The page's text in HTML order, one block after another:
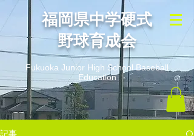
​福岡県中学硬式
野球育成会
Fukuoka Junior High School Baseball
Education